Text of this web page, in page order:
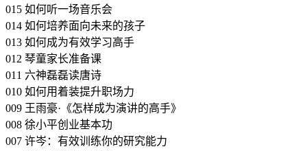
015 如何听一场音乐会
014 如何培养面向未来的孩子
013 如何成为有效学习高手
012 琴童家长准备课
011 六神磊磊读唐诗
010 如何用着装提升职场力
009 王雨豪·《怎样成为演讲的高手》
008 徐小平创业基本功
007 许岑：有效训练你的研究能力